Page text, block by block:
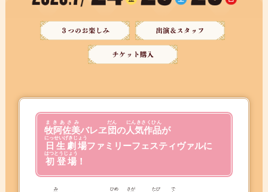
牧阿佐美
まきあさみ
バレヱ 団
だん
の人気作品
にんきさくひん
が
日生劇場
にっせいげきじょう
ファミリーフェスティヴァルに
初登場
はつとうじょう
！
み ひめ さが たび で